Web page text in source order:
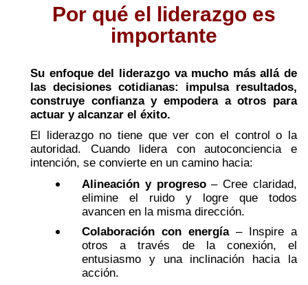
Por qué el liderazgo es
importante
Su enfoque del liderazgo va mucho más allá de
las decisiones cotidianas: impulsa resultados,
construye confianza y empodera a otros para
actuar y alcanzar el éxito.
El liderazgo no tiene que ver con el control o la
autoridad. Cuando lidera con autoconciencia e
intención, se convierte en un camino hacia:
Alineación y progreso– Cree claridad,
elimine el ruido y logre que todos
avancen en la misma dirección.
Colaboración con energía– Inspire a
otros a través de la conexión, el
entusiasmo y una inclinación hacia la
acción.